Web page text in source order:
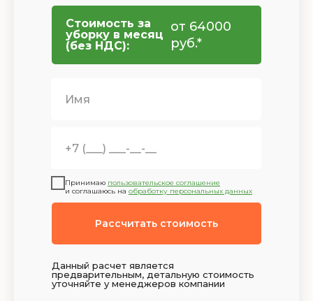
Стоимость за
уборку в месяц
(без НДС):
от 64000
руб.*
Принимаю пользовательское соглашение
и соглашаюсь на обработку персональных данных
Рассчитать стоимость
Данный расчет является
предварительным, детальную стоимость
уточняйте у менеджеров компании